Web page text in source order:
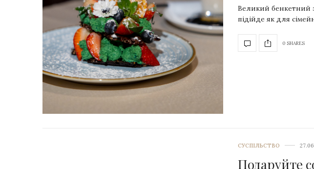
Великий бенкетний
підійде як для
0 SHARES
СУСПІЛЬСТВО
Подаруйте